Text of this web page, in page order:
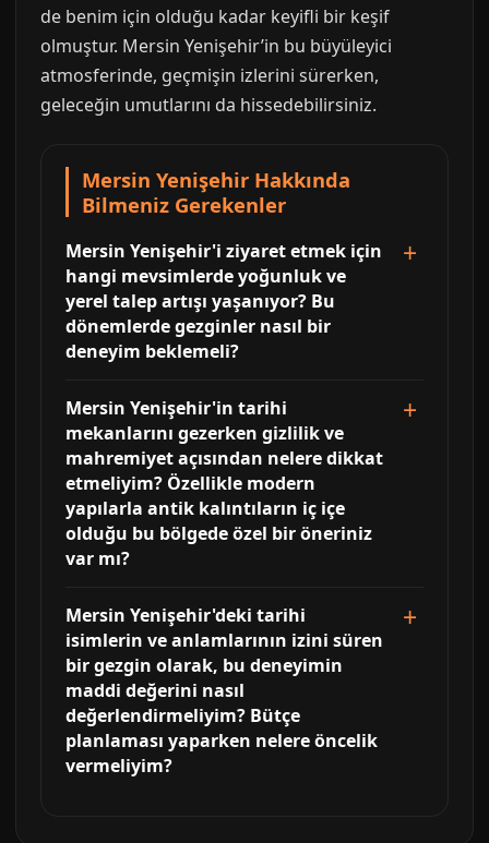
de benim için olduğu kadar keyifli bir keşif
olmuştur. Mersin Yenişehir’in bu büyüleyici
atmosferinde, geçmişin izlerini sürerken,
geleceğin umutlarını da hissedebilirsiniz.
Mersin Yenişehir Hakkında
Bilmeniz Gerekenler
Mersin Yenişehir'i ziyaret etmek için
hangi mevsimlerde yoğunluk ve
yerel talep artışı yaşanıyor? Bu
dönemlerde gezginler nasıl bir
deneyim beklemeli?
Mersin Yenişehir'in tarihi
mekanlarını gezerken gizlilik ve
mahremiyet açısından nelere dikkat
etmeliyim? Özellikle modern
yapılarla antik kalıntıların iç içe
olduğu bu bölgede özel bir öneriniz
var mı?
Mersin Yenişehir'deki tarihi
isimlerin ve anlamlarının izini süren
bir gezgin olarak, bu deneyimin
maddi değerini nasıl
değerlendirmeliyim? Bütçe
planlaması yaparken nelere öncelik
vermeliyim?